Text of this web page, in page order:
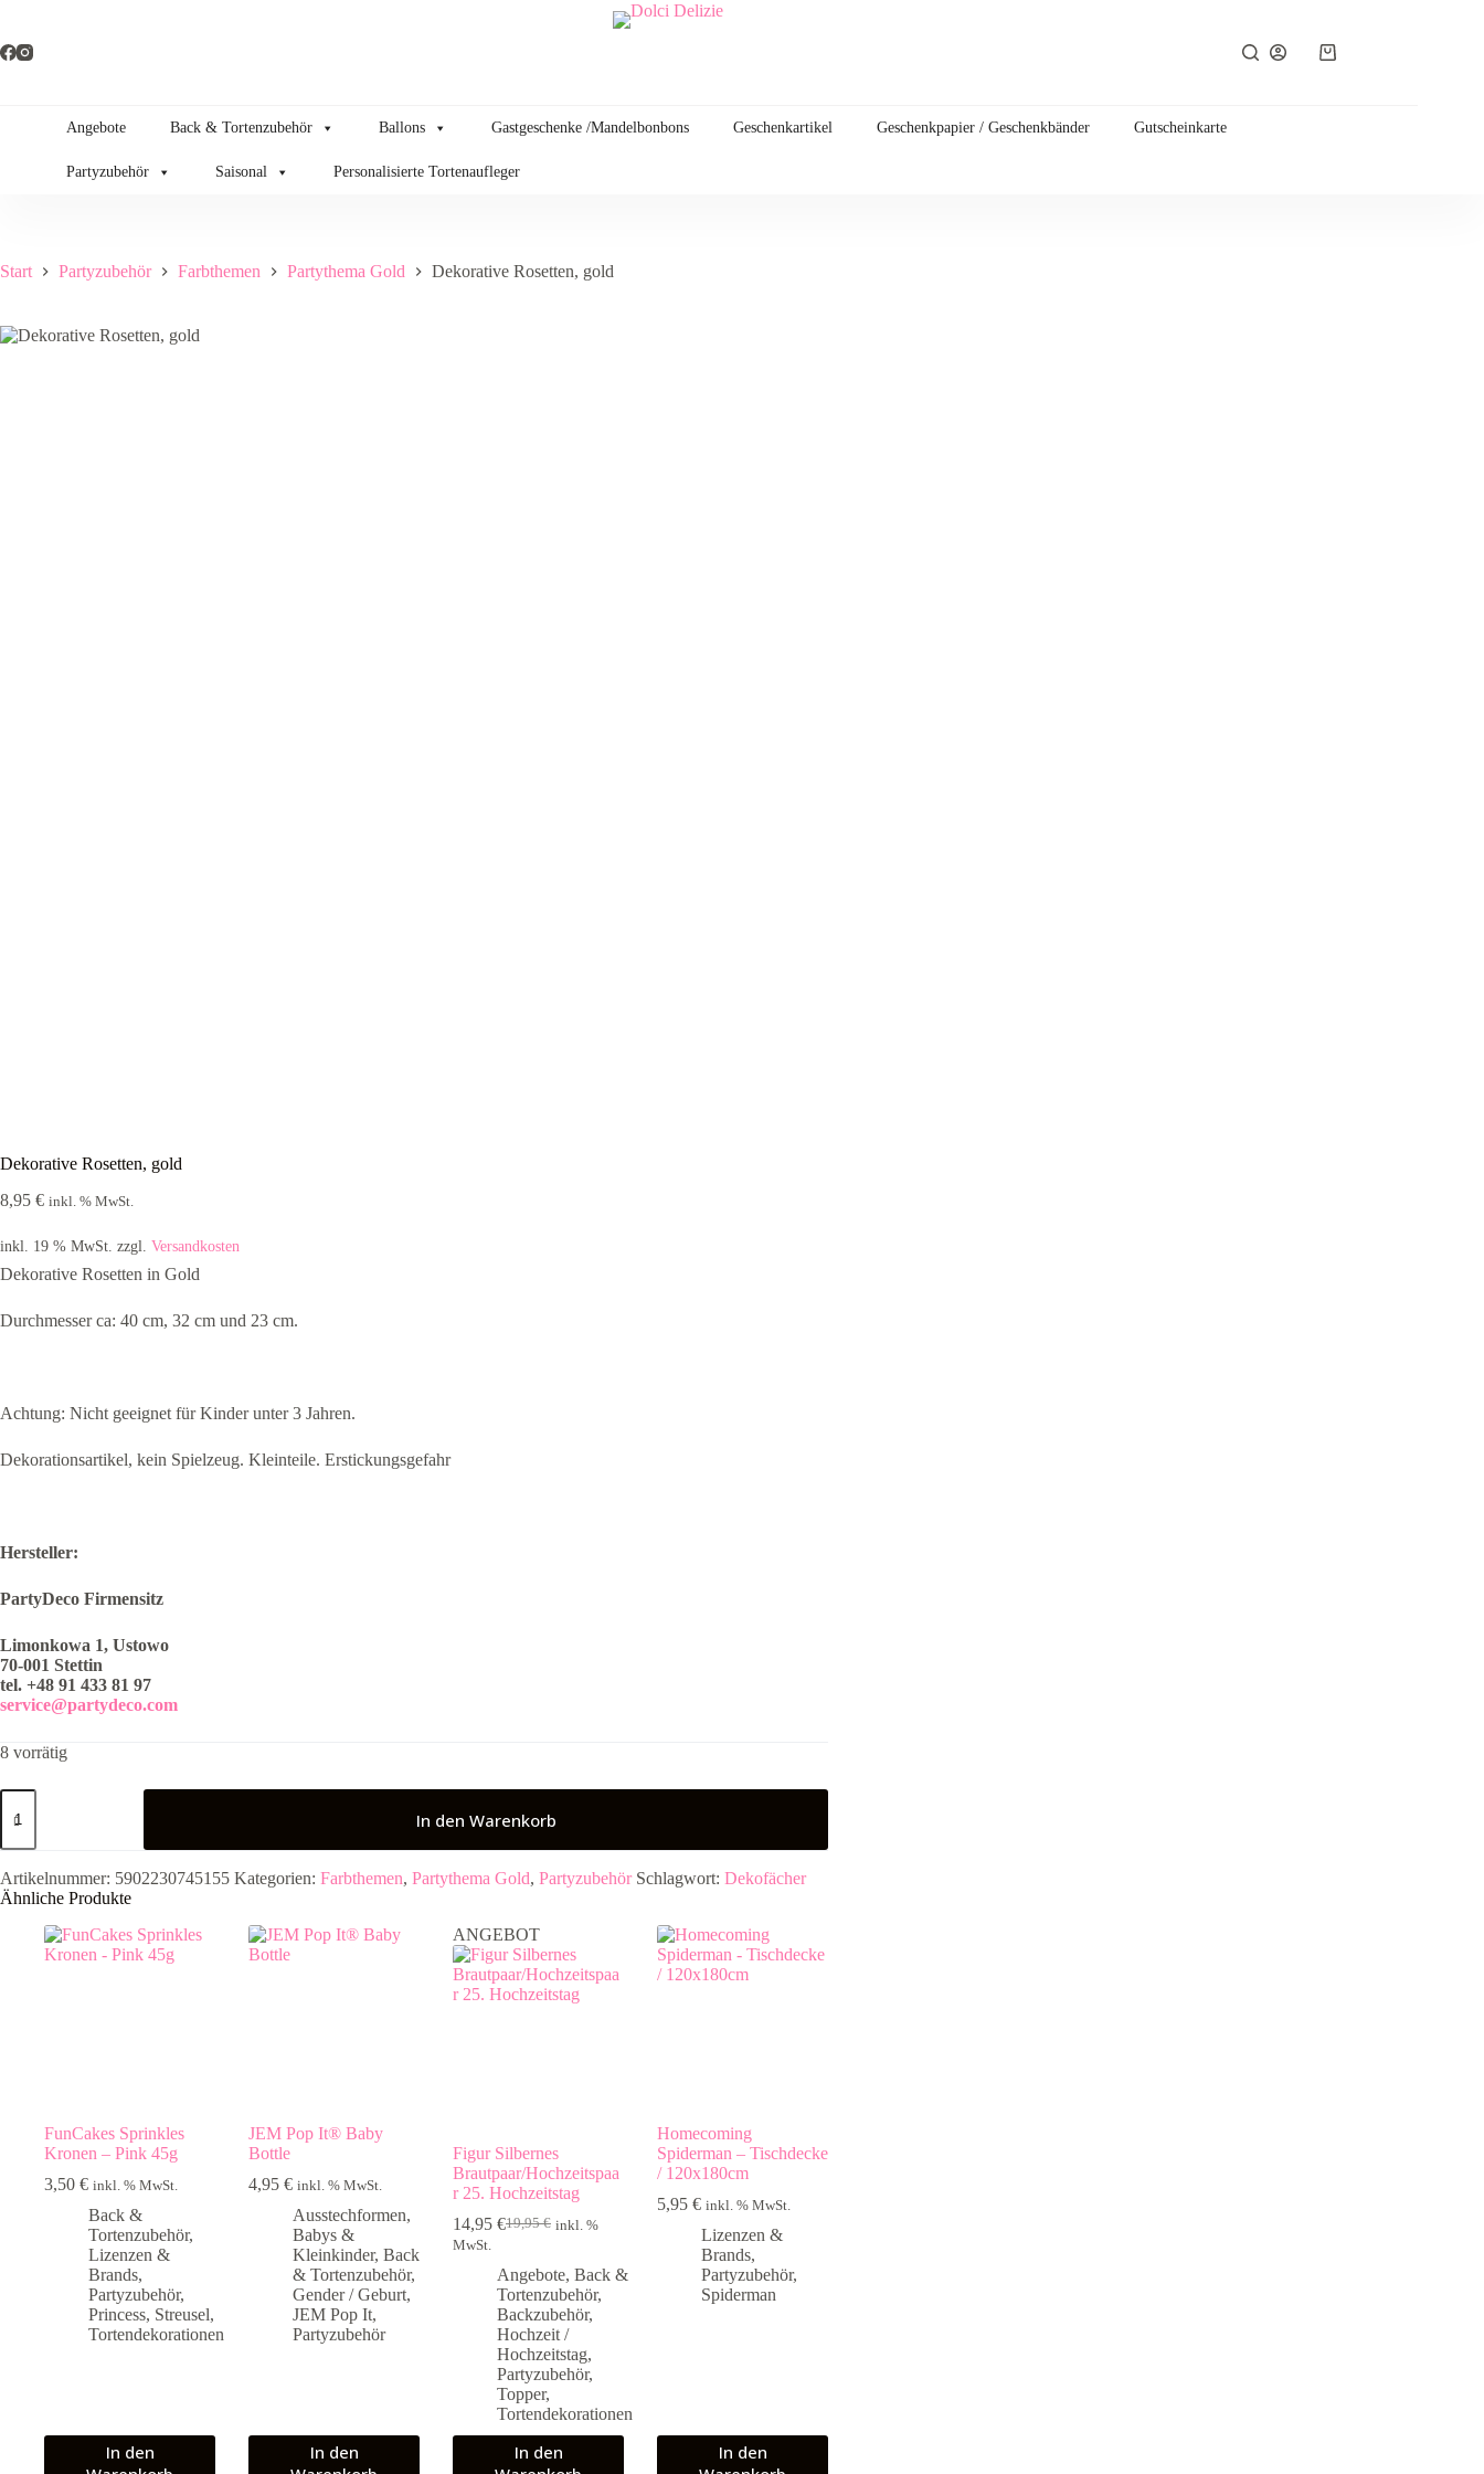
springen
Warenkorb
Angebote Back & Tortenzubehör Ballons Gastgeschenke /Mandelbonbons Geschenkartikel Geschenkpapier / Geschenkbänder Gutscheinkarte
Partyzubehör Saisonal Personalisierte Tortenaufleger
Start Partyzubehör Farbthemen Partythema Gold Dekorative Rosetten, gold
Dekorative Rosetten, gold
8,95 € inkl. % MwSt.
inkl. 19 % MwSt. zzgl. Versandkosten
Dekorative Rosetten in Gold
Durchmesser ca: 40 cm, 32 cm und 23 cm.
Achtung: Nicht geeignet für Kinder unter 3 Jahren.
Dekorationsartikel, kein Spielzeug. Kleinteile. Erstickungsgefahr
Hersteller:
PartyDeco Firmensitz
Limonkowa 1, Ustowo
70-001 Stettin
tel. +48 91 433 81 97
service@partydeco.com
8 vorrätig
Dekorative
Rosetten,
Menge
In den Warenkorb
Artikelnummer: 5902230745155 Kategorien: Farbthemen, Partythema Gold, Partyzubehör Schlagwort: Dekofächer
Ähnliche Produkte
FunCakes Sprinkles
Kronen – Pink 45g
3,50 € inkl. % MwSt.
Back &
Tortenzubehör,
Lizenzen &
Brands,
Partyzubehör,
Princess, Streusel,
Tortendekorationen
In den
JEM Pop It® Baby
Bottle
4,95 € inkl. % MwSt.
Ausstechformen,
Babys &
Kleinkinder, Back
& Tortenzubehör,
Gender / Geburt,
JEM Pop It,
Partyzubehör
In den
ANGEBOT
Figur Silbernes
Brautpaar/Hochzeitspaa
r 25. Hochzeitstag
19,95€
Ursprünglicher
war:
19,95 €
14,95 €Aktueller
ist:
14,95 €.
inkl. %
MwSt.
Angebote, Back &
Tortenzubehör,
Backzubehör,
Hochzeit /
Hochzeitstag,
Partyzubehör,
Topper,
Tortendekorationen
In den
Homecoming
Spiderman – Tischdecke
/ 120x180cm
5,95 € inkl. % MwSt.
Lizenzen &
Brands,
Partyzubehör,
Spiderman
In den